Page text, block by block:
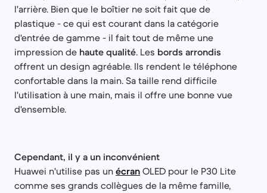
l'arrière. Bien que le boîtier ne soit fait que de
plastique - ce qui est courant dans la catégorie
d'entrée de gamme - il fait tout de même une
impression de haute qualité. Les bords arrondis
offrent un design agréable. Ils rendent le téléphone
confortable dans la main. Sa taille rend difficile
l'utilisation à une main, mais il offre une bonne vue
d'ensemble.
Cependant, il y a un inconvénient
Huawei n'utilise pas un écran OLED pour le P30 Lite
comme ses grands collègues de la même famille,